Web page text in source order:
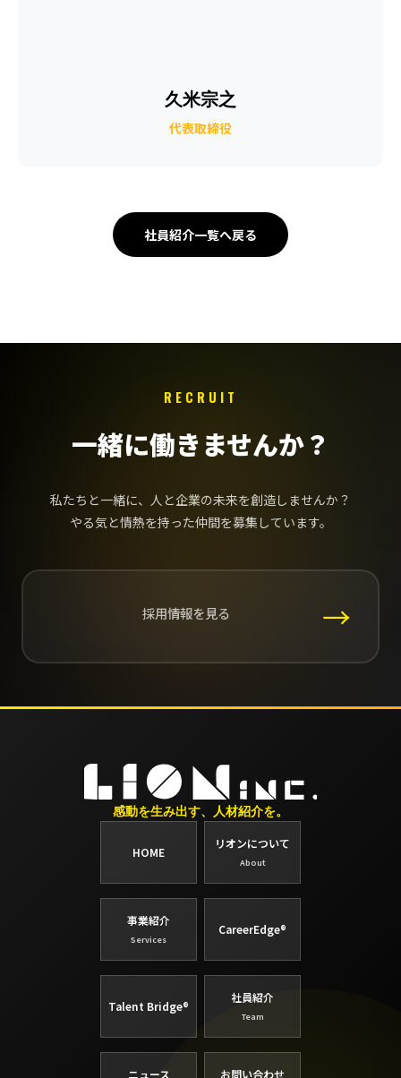
久米宗之
代表取締役
社員紹介一覧へ戻る
RECRUIT
一緒に働きませんか？
私たちと一緒に、人と企業の未来を創造しませんか？
やる気と情熱を持った仲間を募集しています。
採用情報を見る →
感動を生み出す、人材紹介を。
HOME
リオンについて
About
事業紹介
Services
CareerEdge®
Talent Bridge®
社員紹介
Team
ニュース お問い合わせ